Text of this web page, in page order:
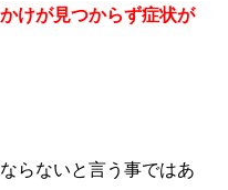
けが見つからず症状が
らないと言う事ではあ